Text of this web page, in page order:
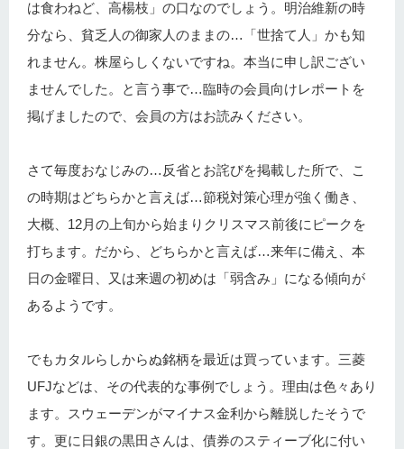
は食わねど、高楊枝」の口なのでしょう。明治維新の時
分なら、貧乏人の御家人のままの…「世捨て人」かも知
れません。株屋らしくないですね。本当に申し訳ござい
ませんでした。と言う事で…臨時の会員向けレポートを
掲げましたので、会員の方はお読みください。
さて毎度おなじみの…反省とお詫びを掲載した所で、こ
の時期はどちらかと言えば…節税対策心理が強く働き、
大概、12月の上旬から始まりクリスマス前後にピークを
打ちます。だから、どちらかと言えば…来年に備え、本
日の金曜日、又は来週の初めは「弱含み」になる傾向が
あるようです。
でもカタルらしからぬ銘柄を最近は買っています。三菱
UFJなどは、その代表的な事例でしょう。理由は色々あり
ます。スウェーデンがマイナス金利から離脱したそうで
す。更に日銀の黒田さんは、債券のスティーブ化に付い